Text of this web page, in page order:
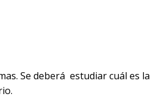
Se deberá estudiar cuál es la